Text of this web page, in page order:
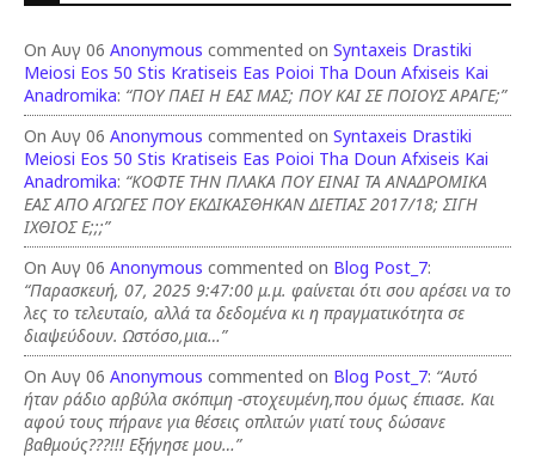
On Αυγ 06 Anonymous commented on Syntaxeis Drastiki
Meiosi Eos 50 Stis Kratiseis Eas Poioi Tha Doun Afxiseis Kai
Anadromika: “ΠΟΥ ΠΑΕΙ Η ΕΑΣ ΜΑΣ; ΠΟΥ ΚΑΙ ΣΕ ΠΟΙΟΥΣ ΑΡΑΓΕ;”
On Αυγ 06 Anonymous commented on Syntaxeis Drastiki
Meiosi Eos 50 Stis Kratiseis Eas Poioi Tha Doun Afxiseis Kai
Anadromika: “ΚΟΦΤΕ ΤΗΝ ΠΛΑΚΑ ΠΟΥ ΕΙΝΑΙ ΤΑ ΑΝΑΔΡΟΜΙΚΑ
ΕΑΣ ΑΠΟ ΑΓΩΓΕΣ ΠΟΥ ΕΚΔΙΚΑΣΘΗΚΑΝ ΔΙΕΤΙΑΣ 2017/18; ΣΙΓΗ
ΙΧΘΙΟΣ Ε;;;”
On Αυγ 06 Anonymous commented on Blog Post_7:
“Παρασκευή, 07, 2025 9:47:00 μ.μ. φαίνεται ότι σου αρέσει να το
λες το τελευταίο, αλλά τα δεδομένα κι η πραγματικότητα σε
διαψεύδουν. Ωστόσο,μια…”
On Αυγ 06 Anonymous commented on Blog Post_7: “Αυτό
ήταν ράδιο αρβύλα σκόπιμη -στοχευμένη,που όμως έπιασε. Και
αφού τους πήρανε για θέσεις οπλιτών γιατί τους δώσανε
βαθμούς???!!! Εξήγησε μου…”